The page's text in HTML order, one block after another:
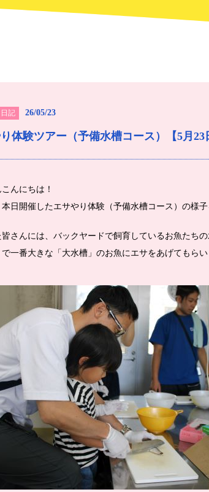
記 26/05/23
体験ツアー（予備水槽コース）【5月
んにちは！
日開催したエサやり体験（予備水槽コース）の様
さんには、バックヤードで飼育しているお魚たち
で一番大きな「大水槽」のお魚にエサをあげてもら